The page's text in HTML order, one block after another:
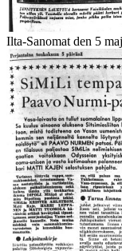
Ilta-Sanomat den 5